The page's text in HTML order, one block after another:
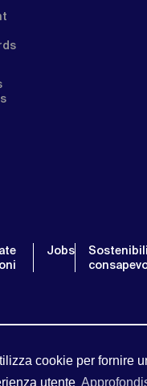
cookie per fornire
utente
Jobs